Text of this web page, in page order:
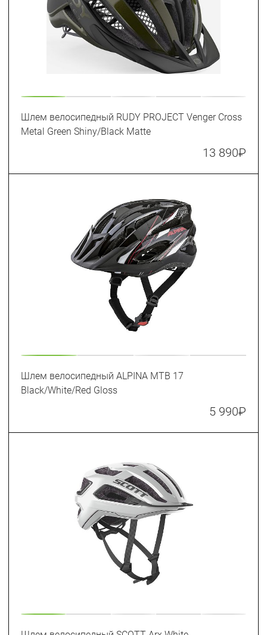
Шлем велосипедный RUDY PROJECT Venger Cross
Metal Green Shiny/Black Matte
13 890₽
Шлем велосипедный ALPINA MTB 17
Black/White/Red Gloss
5 990₽